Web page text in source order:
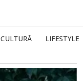
CULTURĂ LIFESTYLE